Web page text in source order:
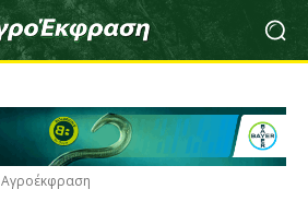
Αγροέκφραση